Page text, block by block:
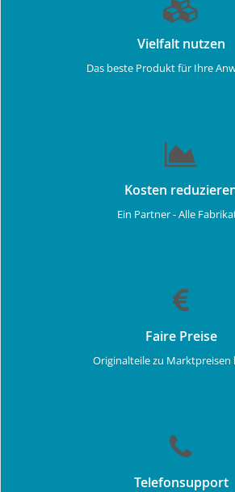
Vielfalt nutzen
Das beste Produkt für Ihre
Kosten
Ein Partner - Alle
Faire Preise
Originalteile zu Marktpreisen
Telefonsupport